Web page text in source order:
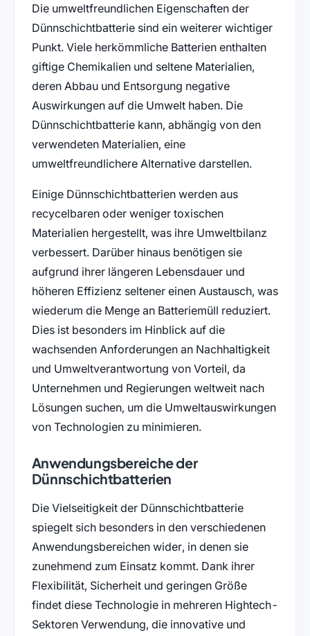
Die umweltfreundlichen Eigenschaften der
Dünnschichtbatterie sind ein weiterer wichtiger
Punkt. Viele herkömmliche Batterien enthalten
giftige Chemikalien und seltene Materialien,
deren Abbau und Entsorgung negative
Auswirkungen auf die Umwelt haben. Die
Dünnschichtbatterie kann, abhängig von den
verwendeten Materialien, eine
umweltfreundlichere Alternative darstellen.
Einige Dünnschichtbatterien werden aus
recycelbaren oder weniger toxischen
Materialien hergestellt, was ihre Umweltbilanz
verbessert. Darüber hinaus benötigen sie
aufgrund ihrer längeren Lebensdauer und
höheren Effizienz seltener einen Austausch, was
wiederum die Menge an Batteriemüll reduziert.
Dies ist besonders im Hinblick auf die
wachsenden Anforderungen an Nachhaltigkeit
und Umweltverantwortung von Vorteil, da
Unternehmen und Regierungen weltweit nach
Lösungen suchen, um die Umweltauswirkungen
von Technologien zu minimieren.
Anwendungsbereiche der
Dünnschichtbatterien
Die Vielseitigkeit der Dünnschichtbatterie
spiegelt sich besonders in den verschiedenen
Anwendungsbereichen wider, in denen sie
zunehmend zum Einsatz kommt. Dank ihrer
Flexibilität, Sicherheit und geringen Größe
findet diese Technologie in mehreren Hightech-
Sektoren Verwendung, die innovative und